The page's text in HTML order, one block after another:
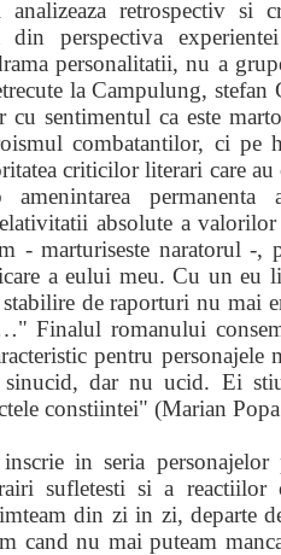
retrospectiv si
din perspectiva
personalitatii, nu a
la Campulung,
sentimentul ca este
combatantilor, ci pe
criticilor literari care
absolute a
- marturiseste naratorul
a eului meu. Cu un
de raporturi nu mai
Finalul romanului
pentru personajele
dar nu ucid. Ei
constiintei" (Marian
in seria personajelor
sufletesti si a reactiilor
din zi in zi, departe
cand nu mai puteam